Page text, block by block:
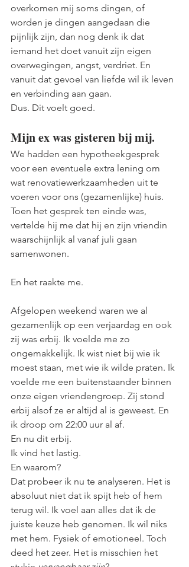
overkomen mij soms dingen, of
worden je dingen aangedaan die
pijnlijk zijn, dan nog denk ik dat
iemand het doet vanuit zijn eigen
overwegingen, angst, verdriet. En
vanuit dat gevoel van liefde wil ik leven
en verbinding aan gaan.
Dus. Dit voelt goed.
Mijn ex was gisteren bij mij.
We hadden een hypotheekgesprek
voor een eventuele extra lening om
wat renovatiewerkzaamheden uit te
voeren voor ons (gezamenlijke) huis.
Toen het gesprek ten einde was,
vertelde hij me dat hij en zijn vriendin
waarschijnlijk al vanaf juli gaan
samenwonen.
En het raakte me.
Afgelopen weekend waren we al
gezamenlijk op een verjaardag en ook
zij was erbij. Ik voelde me zo
ongemakkelijk. Ik wist niet bij wie ik
moest staan, met wie ik wilde praten. Ik
voelde me een buitenstaander binnen
onze eigen vriendengroep. Zij stond
erbij alsof ze er altijd al is geweest. En
ik droop om 22:00 uur al af.
En nu dit erbij.
Ik vind het lastig.
En waarom?
Dat probeer ik nu te analyseren. Het is
absoluut niet dat ik spijt heb of hem
terug wil. Ik voel aan alles dat ik de
juiste keuze heb genomen. Ik wil niks
met hem. Fysiek of emotioneel. Toch
deed het zeer. Het is misschien het